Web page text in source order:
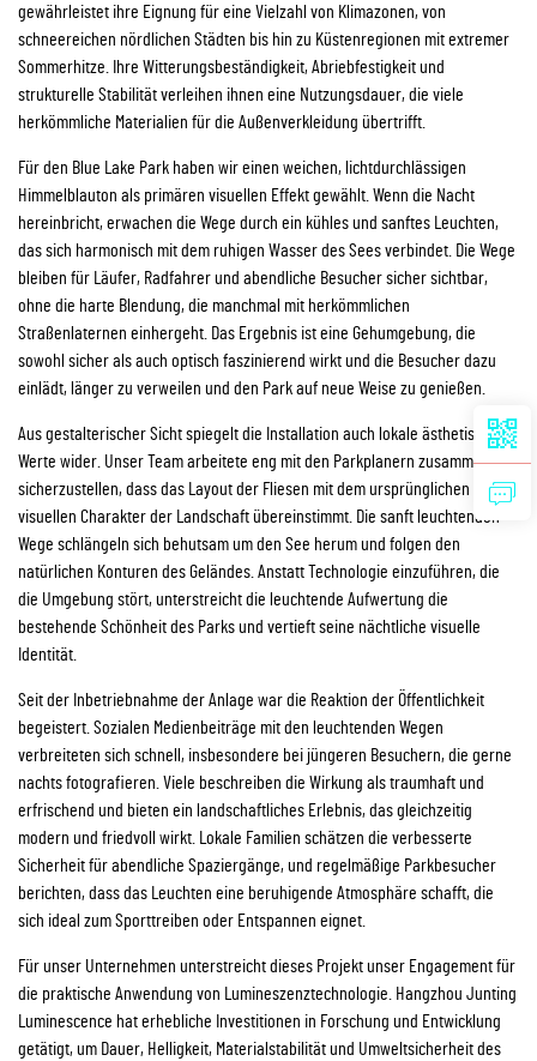
gewährleistet ihre Eignung für eine Vielzahl von Klimazonen, von
schneereichen nördlichen Städten bis hin zu Küstenregionen mit extremer
Sommerhitze. Ihre Witterungsbeständigkeit, Abriebfestigkeit und
strukturelle Stabilität verleihen ihnen eine Nutzungsdauer, die viele
herkömmliche Materialien für die Außenverkleidung übertrifft.
Für den Blue Lake Park haben wir einen weichen, lichtdurchlässigen
Himmelblauton als primären visuellen Effekt gewählt. Wenn die Nacht
hereinbricht, erwachen die Wege durch ein kühles und sanftes Leuchten,
das sich harmonisch mit dem ruhigen Wasser des Sees verbindet. Die Wege
bleiben für Läufer, Radfahrer und abendliche Besucher sicher sichtbar,
ohne die harte Blendung, die manchmal mit herkömmlichen
Straßenlaternen einhergeht. Das Ergebnis ist eine Gehumgebung, die
sowohl sicher als auch optisch faszinierend wirkt und die Besucher dazu
einlädt, länger zu verweilen und den Park auf neue Weise zu genießen.
Aus gestalterischer Sicht spiegelt die Installation auch lokale ästhetische
Werte wider. Unser Team arbeitete eng mit den Parkplanern zusammen, um
sicherzustellen, dass das Layout der Fliesen mit dem ursprünglichen
visuellen Charakter der Landschaft übereinstimmt. Die sanft leuchtenden
Wege schlängeln sich behutsam um den See herum und folgen den
natürlichen Konturen des Geländes. Anstatt Technologie einzuführen, die
die Umgebung stört, unterstreicht die leuchtende Aufwertung die
bestehende Schönheit des Parks und vertieft seine nächtliche visuelle
Identität.
Seit der Inbetriebnahme der Anlage war die Reaktion der Öffentlichkeit
begeistert. Sozialen Medienbeiträge mit den leuchtenden Wegen
verbreiteten sich schnell, insbesondere bei jüngeren Besuchern, die gerne
nachts fotografieren. Viele beschreiben die Wirkung als traumhaft und
erfrischend und bieten ein landschaftliches Erlebnis, das gleichzeitig
modern und friedvoll wirkt. Lokale Familien schätzen die verbesserte
Sicherheit für abendliche Spaziergänge, und regelmäßige Parkbesucher
berichten, dass das Leuchten eine beruhigende Atmosphäre schafft, die
sich ideal zum Sporttreiben oder Entspannen eignet.
Für unser Unternehmen unterstreicht dieses Projekt unser Engagement für
die praktische Anwendung von Lumineszenztechnologie. Hangzhou Junting
Luminescence hat erhebliche Investitionen in Forschung und Entwicklung
getätigt, um Dauer, Helligkeit, Materialstabilität und Umweltsicherheit des